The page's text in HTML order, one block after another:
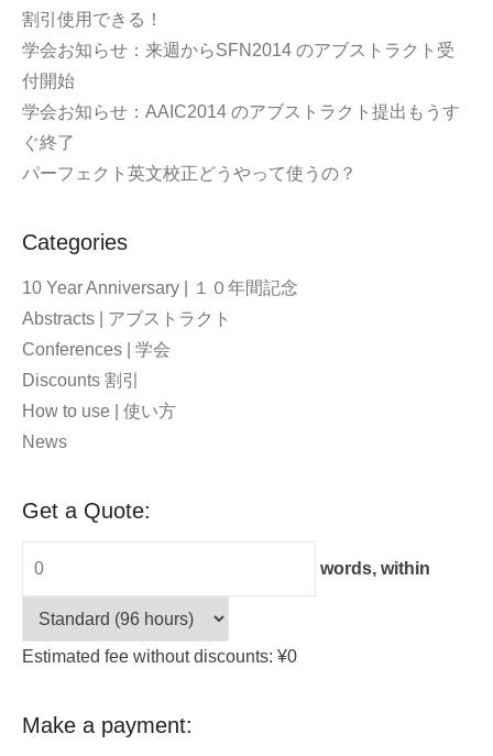
割引使用できる！
学会お知らせ：来週からSFN2014 のアブストラクト受
付開始
学会お知らせ：AAIC2014 のアブストラクト提出もうす
ぐ終了
パーフェクト英文校正どうやって使うの？
Categories
10 Year Anniversary | １０年間記念
Abstracts | アブストラクト
Conferences | 学会
Discounts 割引
How to use | 使い方
News
Get a Quote:
words, within
Estimated fee without discounts: ¥0
Make a payment: